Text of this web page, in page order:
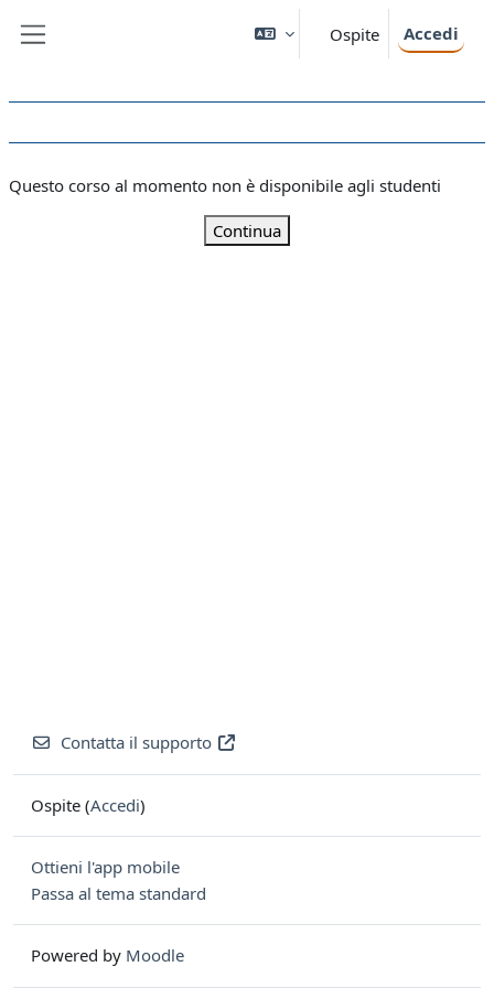
Ospite Accedi
Questo corso al momento non è disponibile agli studenti
Continua
Contatta il supporto
Ospite (Accedi)
Ottieni l'app mobile
Passa al tema standard
Powered by Moodle